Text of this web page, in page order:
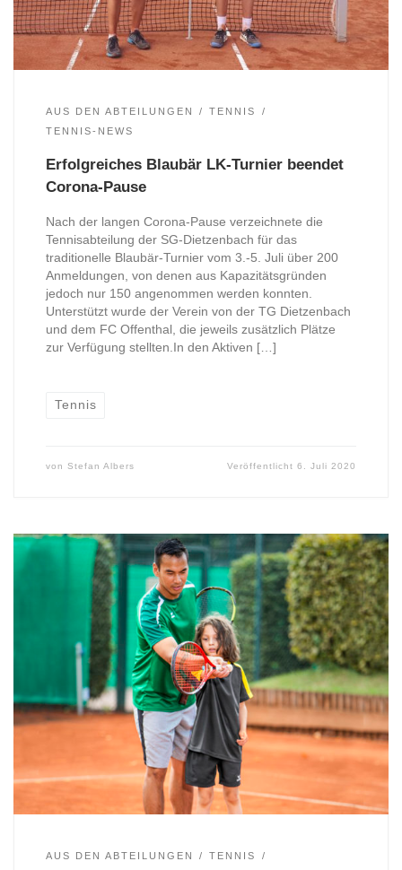
AUS DEN ABTEILUNGEN
TENNIS
TENNIS-NEWS
Erfolgreiches Blaubär LK-Turnier beendet
Corona-Pause
Nach der langen Corona-Pause verzeichnete die
Tennisabteilung der SG-Dietzenbach für das
traditionelle Blaubär-Turnier vom 3.-5. Juli über 200
Anmeldungen, von denen aus Kapazitätsgründen
jedoch nur 150 angenommen werden konnten.
Unterstützt wurde der Verein von der TG Dietzenbach
und dem FC Offenthal, die jeweils zusätzlich Plätze
zur Verfügung stellten.In den Aktiven […]
Tennis
von Stefan Albers Veröffentlicht6. Juli 2020
AUS DEN ABTEILUNGEN
TENNIS